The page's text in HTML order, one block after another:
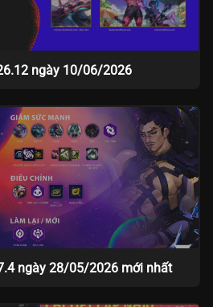
ngày 10/06/2026
ngày 28/05/2026 mới nhất